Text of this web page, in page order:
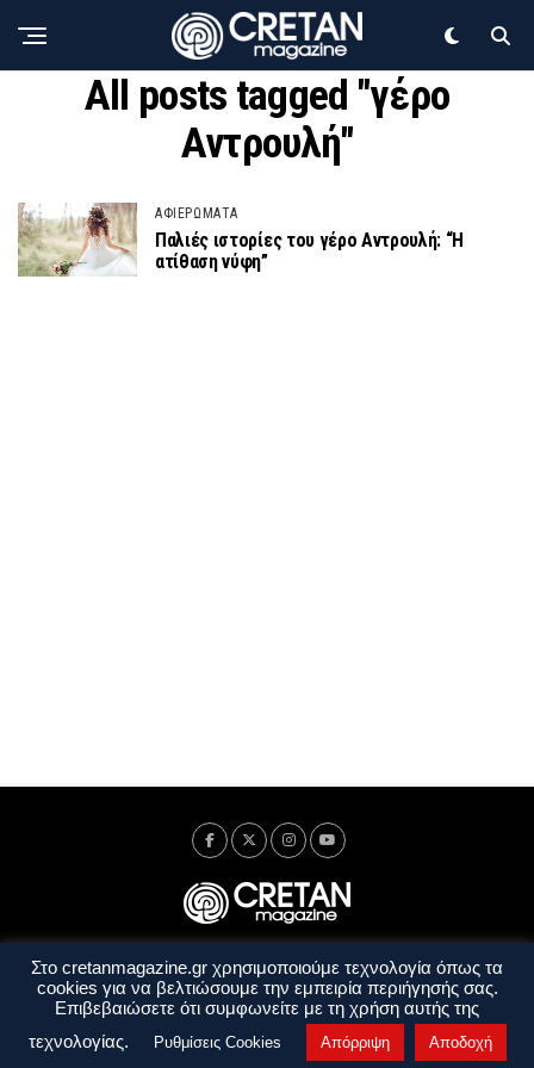
All posts tagged "γέρο
Αντρουλή"
ΑΦΙΕΡΩΜΑΤΑ
Παλιές ιστορίες του γέρο Αντρουλή: “Η
ατίθαση νύφη”
Ταυτότητα Πολιτική Απορρήτου
Όροι Χρήσης
Όροι και Προϋποθέσεις
Στο cretanmagazine.gr χρησιμοποιούμε τεχνολογία όπως τα
cookies για να βελτιώσουμε την εμπειρία περιήγησής σας.
Επιβεβαιώσετε ότι συμφωνείτε με τη χρήση αυτής της
τεχνολογίας.
Ρυθμίσεις Cookies Απόρριψη Αποδοχή